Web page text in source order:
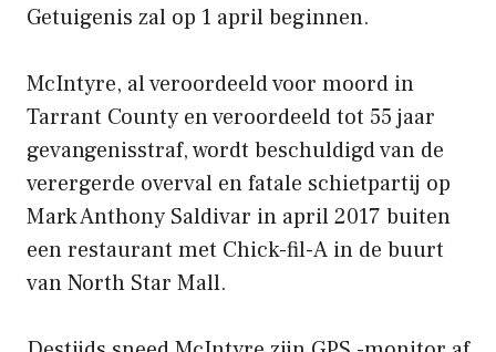
Getuigenis zal op 1 april beginnen.
McIntyre, al veroordeeld voor moord in
Tarrant County en veroordeeld tot 55 jaar
gevangenisstraf, wordt beschuldigd van de
verergerde overval en fatale schietpartij op
Mark Anthony Saldivar in april 2017 buiten
een restaurant met Chick-fil-A in de buurt
van North Star Mall.